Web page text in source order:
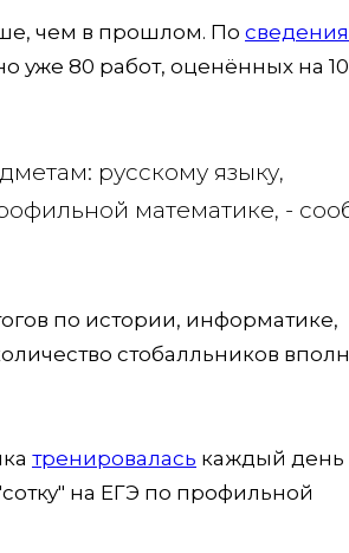
чем в прошлом. По
уже 80 работ, оценённых на
русскому языку,
математике, -
по истории, информатике,
стобалльников
тренировалась каждый день
на ЕГЭ по профильной